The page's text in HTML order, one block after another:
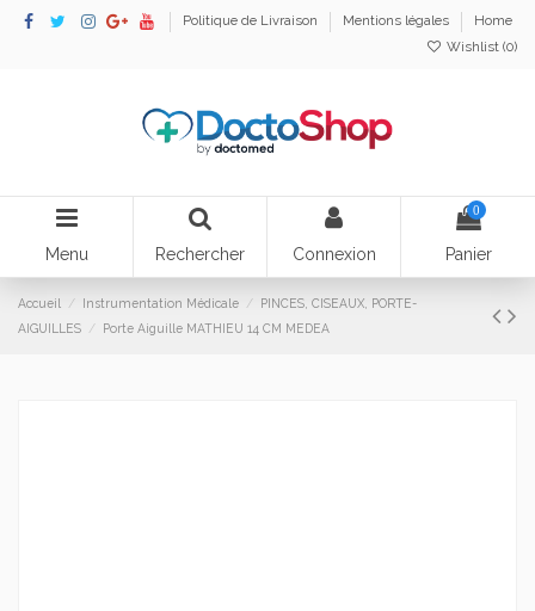
Politique de Livraison Mentions légales
Home
Wishlist (0)
Menu Rechercher Connexion
0
Panier
Accueil Instrumentation Médicale
PINCES, CISEAUX, PORTE-
AIGUILLES
Porte Aiguille MATHIEU 14 CM MEDEA